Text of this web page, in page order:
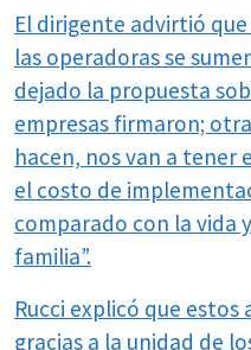
El dirigente advirtió
las operadoras se
dejado la propuesta
empresas firmaron;
hacen, nos van a tener
el costo de
comparado con la vida
familia”.
Rucci explicó que
gracias a la unidad de